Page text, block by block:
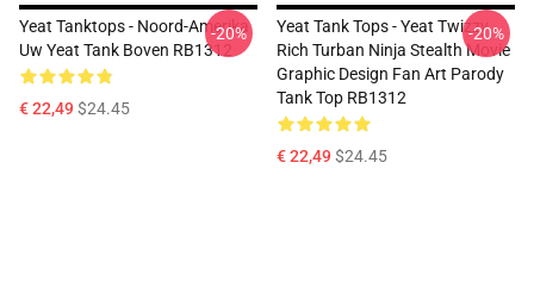
Yeat Tanktops - Noord-Amerika
Uw Yeat Tank Boven RB1312
€ 22,49$24.45
-20%
Yeat Tank Tops - Yeat Twizzy
Rich Turban Ninja Stealth Movie
Graphic Design Fan Art Parody
Tank Top RB1312
€ 22,49$24.45
-20%